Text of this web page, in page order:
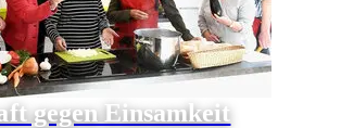
gegen Einsamkeit